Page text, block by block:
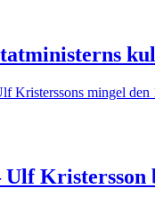
Kristerssons mingel
Kristersson